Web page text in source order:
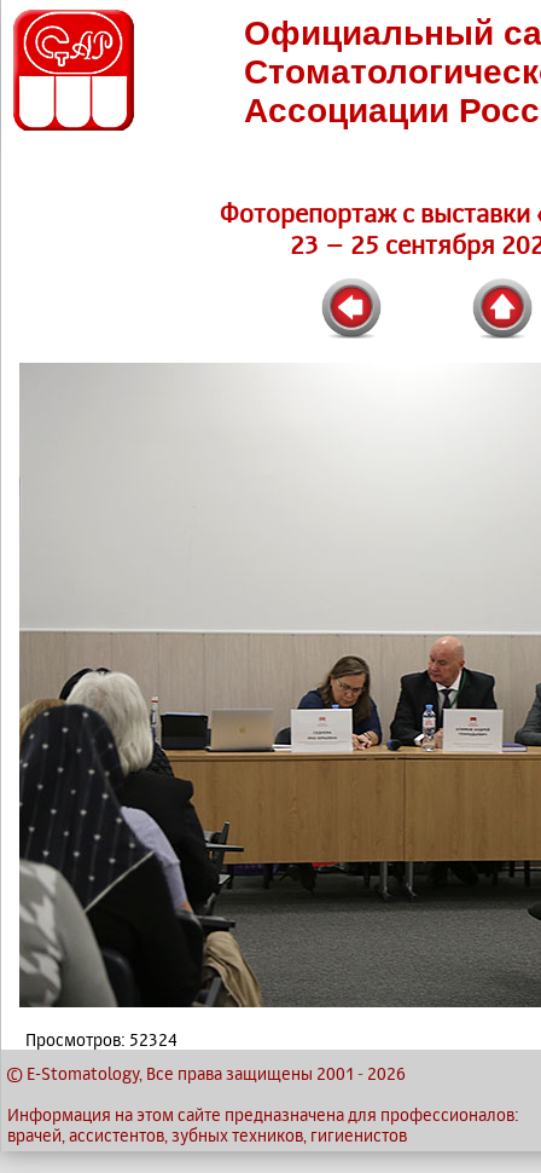
Официальный
Ассоциации
Фоторепортаж c выставки
23 – 25 сентября
Просмотров: 52324
© E-Stomatology, Все права защищены 2001 - 2026
Информация на этом сайте предназначена для профессионалов:
врачей, ассистентов, зубных техников, гигиенистов